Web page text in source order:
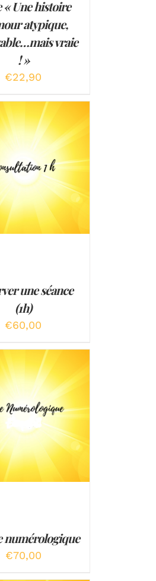
« Une histoire
atypique,
vraie
! »
€22,90
AU PANIER
/
DÉTAILS
une séance
(1h)
€60,00
AU PANIER
/
DÉTAILS
numérologique
€70,00